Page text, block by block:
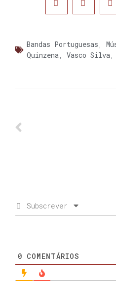
Bandas Portuguesas ,
Quinzena, Vasco Silva,
Subscrever
0 COMENTÁRIOS